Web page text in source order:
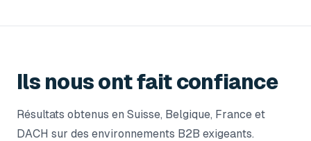
Ils nous ont fait confiance
Résultats obtenus en Suisse, Belgique, France et
DACH sur des environnements B2B exigeants.